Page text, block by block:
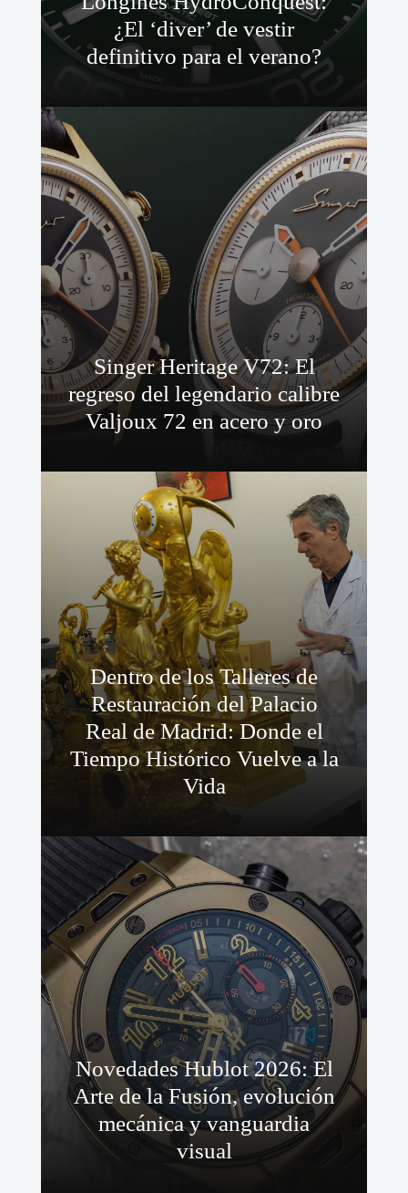
¿El ‘diver’ de vestir
definitivo para el verano?
Singer Heritage V72: El
regreso del legendario calibre
Valjoux 72 en acero y oro
Dentro de los Talleres de
Restauración del Palacio
Real de Madrid: Donde el
Tiempo Histórico Vuelve a la
Vida
Novedades Hublot 2026: El
Arte de la Fusión, evolución
mecánica y vanguardia
visual